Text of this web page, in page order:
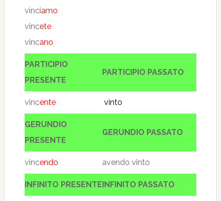
vinciamo
vincete
vincano
PARTICIPIO
PRESENTE
PARTICIPIO PASSATO
vincente vinto
GERUNDIO
PRESENTE
GERUNDIO PASSATO
vincendo avendo vinto
INFINITO PRESENTEINFINITO PASSATO